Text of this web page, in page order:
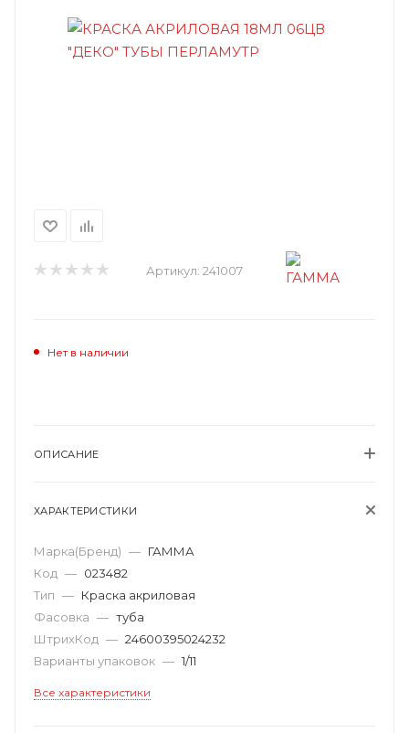
Артикул: 241007
Нет в наличии
ОПИСАНИЕ
ХАРАКТЕРИСТИКИ
Марка(Бренд) — ГАММА
Код — 023482
Тип — Краска акриловая
Фасовка — туба
ШтрихКод — 24600395024232
Варианты упаковок — 1/11
Все характеристики